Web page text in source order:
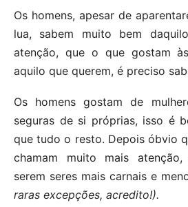
Os homens, apesar de
lua, sabem muito bem
atenção, que o que gostam
aquilo que querem, é preciso
Os homens gostam de
seguras de si próprias, isso é
que tudo o resto. Depois óbvio
chamam muito mais
serem seres mais carnais e
raras excepções, acredito!).